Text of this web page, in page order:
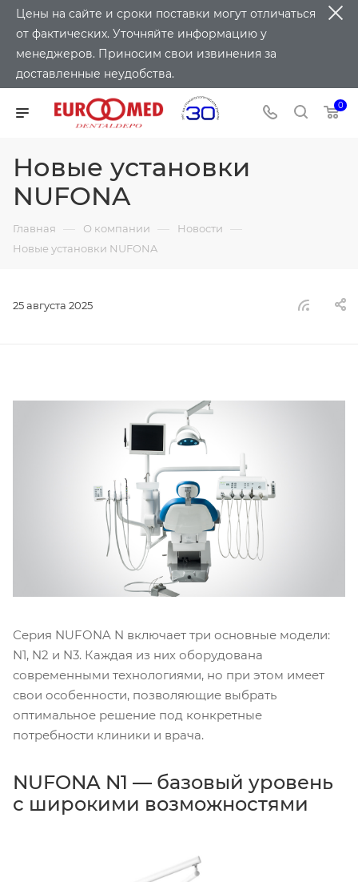
Цены на сайте и сроки поставки могут отличаться
от фактических. Уточняйте информацию у
менеджеров. Приносим свои извинения за
доставленные неудобства.
0
Новые установки
NUFONA
Главная — О компании — Новости —
Новые установки NUFONA
25 августа 2025
Серия NUFONA N включает три основные модели:
N1, N2 и N3. Каждая из них оборудована
современными технологиями, но при этом имеет
свои особенности, позволяющие выбрать
оптимальное решение под конкретные
потребности клиники и врача.
NUFONA N1 — базовый уровень
с широкими возможностями